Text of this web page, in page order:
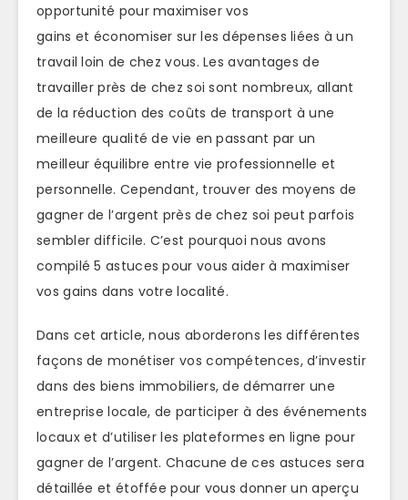
opportunité pour maximiser vos
gains et économiser sur les dépenses liées à un
travail loin de chez vous. Les avantages de
travailler près de chez soi sont nombreux, allant
de la réduction des coûts de transport à une
meilleure qualité de vie en passant par un
meilleur équilibre entre vie professionnelle et
personnelle. Cependant, trouver des moyens de
gagner de l’argent près de chez soi peut parfois
sembler difficile. C’est pourquoi nous avons
compilé 5 astuces pour vous aider à maximiser
vos gains dans votre localité.
Dans cet article, nous aborderons les différentes
façons de monétiser vos compétences, d’investir
dans des biens immobiliers, de démarrer une
entreprise locale, de participer à des événements
locaux et d’utiliser les plateformes en ligne pour
gagner de l’argent. Chacune de ces astuces sera
détaillée et étoffée pour vous donner un aperçu